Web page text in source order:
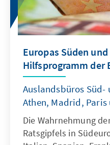
Europas Süden
Hilfsprogramm der
Auslandsbüros Süd-
Athen, Madrid, Paris
Die Wahrnehmung
Ratsgipfels in